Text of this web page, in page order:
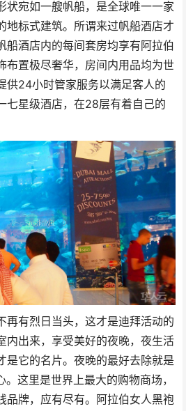
状宛如一艘帆船，是全球唯一一家
地标式建筑。所谓来过帆船酒店才
船酒店内的每间套房均享有阿拉伯
布置极尽奢华，房间内用品均为世
供24小时管家服务以满足客人的
七星级酒店，在28层有着自己的
再有烈日当头，这才是迪拜活动的
内出来，享受美好的夜晚，夜生活
是它的名片。夜晚的最好去除就是
这里是世界上最大的购物商场，
品牌，应有尽有。阿拉伯女人黑袍